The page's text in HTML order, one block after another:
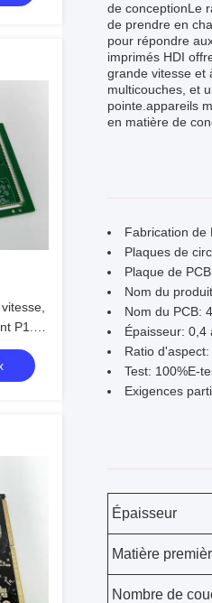
P1.5
ligne
de conceptionLe
de prendre en
pour répondre
imprimés HDI
grande vitesse et
multicouches, et
pointe.appareils
en matière de
Fabrication de
Plaques de
Plaque de
Nom du
Nom du PCB:
Épaisseur: 0,4
Ratio d'aspect:
Test: 100%E-
Exigences
Épaisseur
Matière
Nombre de